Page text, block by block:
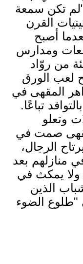
تكن سمعة
القرن
أصبح
ومدارس
90 في المئة من روّاد
لعب الورق
المقهى في
تباعًا.
وتعلو
صمت في
الرجال،
منازلهم بعد
ولا يمكث في
الذين